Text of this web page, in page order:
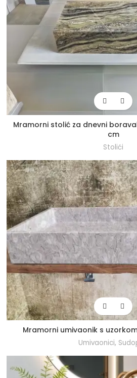
Mramorni stolić za dnevni
cm
Stolići
Mramorni umivaonik s
Umivaonici,